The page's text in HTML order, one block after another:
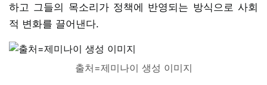
하고 그들의 목소리가 정책에 반영되는 방식으로 사회
적 변화를 끌어낸다.
출처=제미나이 생성 이미지